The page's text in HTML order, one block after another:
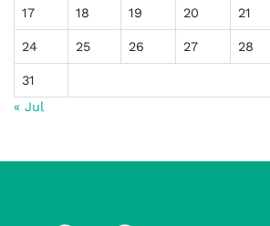
17 18 19 20 21
24 25 26 27 28
31
« Jul